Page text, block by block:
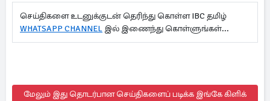
செய்திகளை உடனுக்குடன் தெரிந்து கொள்ள IBC தமிழ்
WHATSAPP CHANNEL இல் இணைந்து கொள்ளுங்கள்...
மேலும் இது தொடர்பான செய்திகளைப் படிக்க இங்கே கிளிக்